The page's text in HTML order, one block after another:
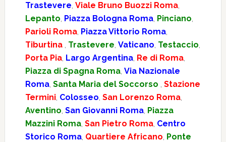
Trastevere, Viale Bruno Buozzi Roma,
Lepanto, Piazza Bologna Roma, Pinciano,
Parioli Roma, Piazza Vittorio Roma,
Tiburtina , Trastevere, Vaticano, Testaccio,
Porta Pia, Largo Argentina, Re di Roma,
Piazza di Spagna Roma, Via Nazionale
Roma, Santa Maria del Soccorso , Stazione
Termini, Colosseo, San Lorenzo Roma,
Aventino, San Giovanni Roma, Piazza
Mazzini Roma, San Pietro Roma, Centro
Storico Roma, Quartiere Africano, Ponte